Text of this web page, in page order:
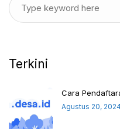
Terkini
Cara
Agustus 20,